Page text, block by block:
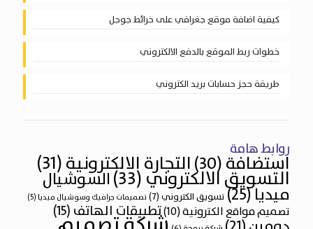
كيفية اضافة موقع جغرافي على خرائط جوجل
خطوات ربط الموقع بالدفع الالكتروني
طريقة حجز حسابات بريد الكتروني
روابط هامة
استضافة(30) التجارة الالكترونية(31)
التسويق الالكتروني (33) السوشيال
ميديا(25) تسويق الكتروني (7) تصميمات جرافيك وسوشيال ميديا (5)
تصميم مواقع الكترونية(10) تطبيقات الهاتف (15)